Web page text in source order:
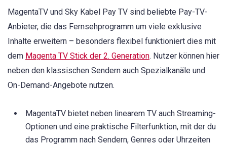
MagentaTV und Sky Kabel Pay TV sind beliebte Pay-TV-
Anbieter, die das Fernsehprogramm um viele exklusive
Inhalte erweitern – besonders flexibel funktioniert dies mit
dem Magenta TV Stick der 2. Generation. Nutzer können hier
neben den klassischen Sendern auch Spezialkanäle und
On-Demand-Angebote nutzen.
MagentaTV bietet neben linearem TV auch Streaming-
Optionen und eine praktische Filterfunktion, mit der du
das Programm nach Sendern, Genres oder Uhrzeiten